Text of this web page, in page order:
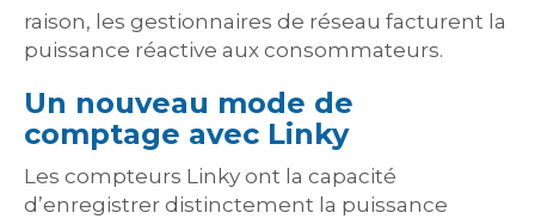
raison, les gestionnaires de réseau facturent la
puissance réactive aux consommateurs.
Un nouveau mode de
comptage avec Linky
Les compteurs Linky ont la capacité
d’enregistrer distinctement la puissance